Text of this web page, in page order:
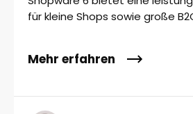
für kleine Shops sowie große
Mehr erfahren